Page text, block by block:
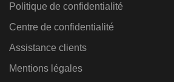
Politique de confidentialité
Centre de confidentialité
Assistance clients
Mentions légales